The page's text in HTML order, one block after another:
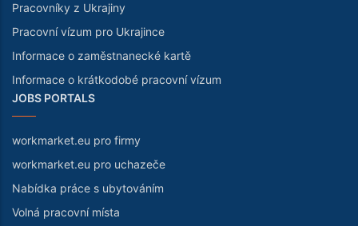
Pracovníky z Ukrajiny
Pracovní vízum pro Ukrajince
Informace o zaměstnanecké kartě
Informace o krátkodobé pracovní vízum
JOBS PORTALS
workmarket.eu pro firmy
workmarket.eu pro uchazeče
Nabídka práce s ubytováním
Volná pracovní místa